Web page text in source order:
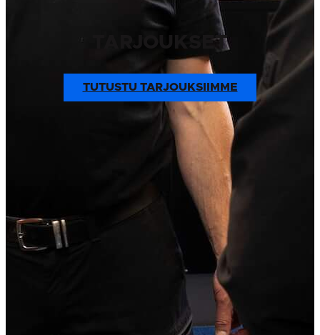
TARJOUKSET
TUTUSTU TARJOUKSIIMME